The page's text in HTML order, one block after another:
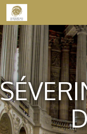
Skip to content